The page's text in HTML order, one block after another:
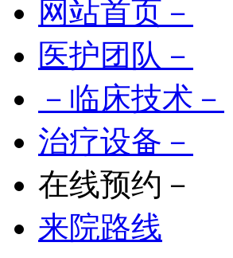
网站首页－
医护团队－
－临床技术－
治疗设备－
在线预约－
来院路线